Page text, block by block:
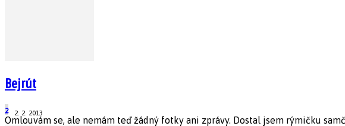
Bejrút
2. 2. 2013
2
Omlouvám se, ale nemám teď žádný fotky ani zprávy. Dostal jsem rýmičku